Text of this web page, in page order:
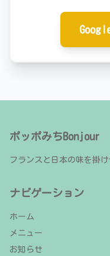
ポッポみちBonjour
フランスと日本の味を掛
ナビゲーション
ホーム
メニュー
お知らせ